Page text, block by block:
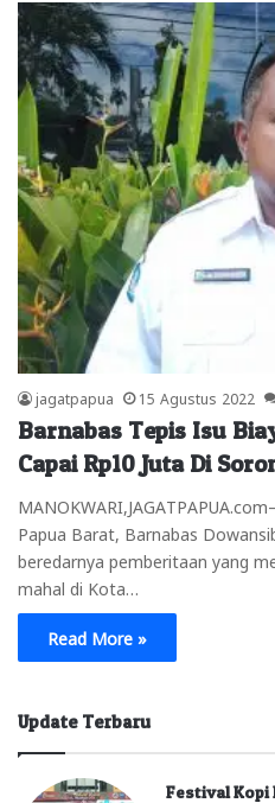
jagatpapua 15 Agustus 2022
Barnabas Tepis Isu
Capai Rp10 Juta Di
Papua Barat, Barnabas
beredarnya pemberitaan yang
mahal di Kota…
Read More »
Update Terbaru
Festival Kopi